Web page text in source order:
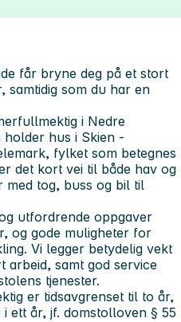
får bryne deg på et stort
samtidig som du har en
i Nedre
holder hus i Skien -
fylket som betegnes
det kort vei til både hav og
tog, buss og bil til
utfordrende oppgaver
og gode muligheter for
Vi legger betydelig vekt
arbeid, samt god service
tjenester.
er tidsavgrenset til to år,
ett år, jf. domstolloven § 55